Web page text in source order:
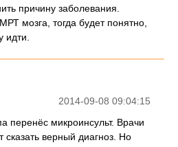
причину заболевания.
мозга, тогда будет понятно,
идти.
2014-09-08 09:04:15
перенёс микроинсульт. Врачи
сказать верный диагноз. Но